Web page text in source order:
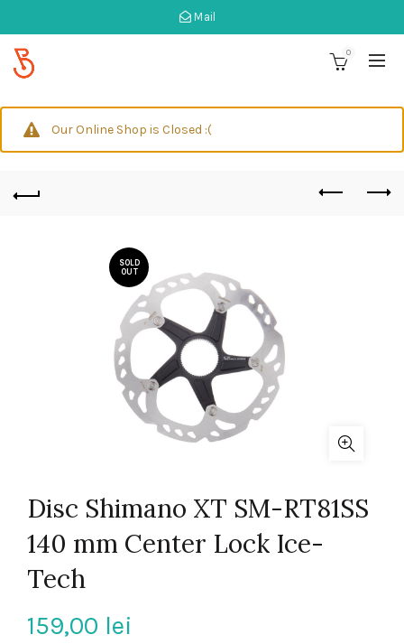
Mail
0
Our Online Shop is Closed :(
SOLD
OUT
Disc Shimano XT SM-RT81SS
140 mm Center Lock Ice-
Tech
159,00 lei